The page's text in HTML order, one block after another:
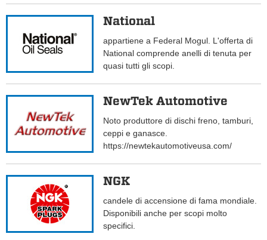
National
appartiene a Federal Mogul. L'offerta di
National comprende anelli di tenuta per
quasi tutti gli scopi.
NewTek Automotive
Noto produttore di dischi freno, tamburi,
ceppi e ganasce.
https://newtekautomotiveusa.com/
NGK
candele di accensione di fama mondiale.
Disponibili anche per scopi molto
specifici.